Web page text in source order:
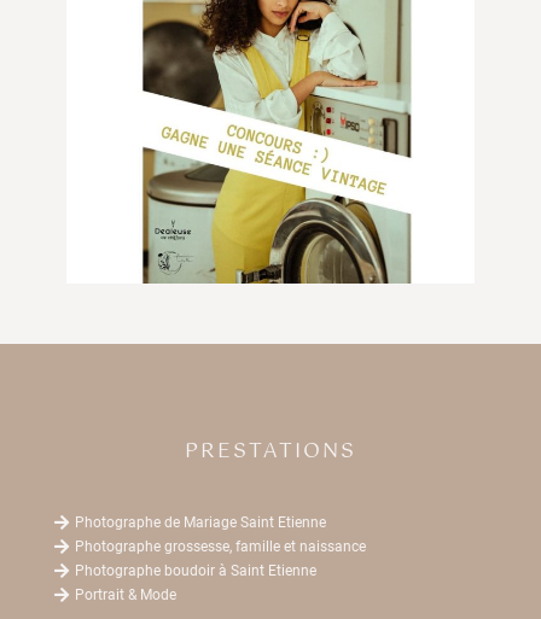
PRESTATIONS
 Photographe de Mariage Saint Etienne
 Photographe grossesse, famille et naissance
 Photographe boudoir à Saint Etienne
 Portrait & Mode